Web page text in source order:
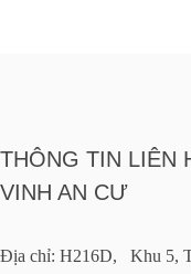
THÔNG TIN LIÊN
VINH AN CƯ
Địa chỉ: H216D, Khu 5,